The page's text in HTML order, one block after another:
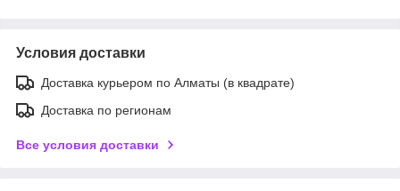
Условия доставки
Доставка курьером по Алматы (в квадрате)
Доставка по регионам
Все условия доставки